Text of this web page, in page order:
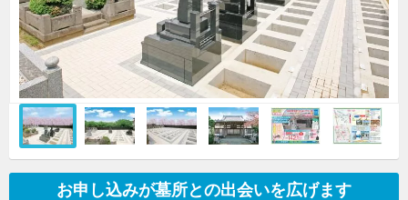
お申し込みが墓所との出会いを広げます